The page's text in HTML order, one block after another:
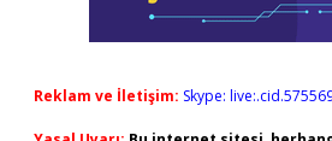
Reklam ve İletişim: Skype: